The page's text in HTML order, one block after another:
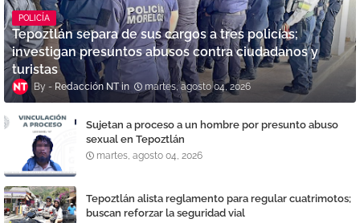
POLICÍA
Tepoztlán separa de sus cargos a tres policías;
investigan presuntos abusos contra ciudadanos y
turistas
Redacción NT martes, agosto 04, 2026
Sujetan a proceso a un hombre por presunto abuso
sexual en Tepoztlán
martes, agosto 04, 2026
Tepoztlán alista reglamento para regular cuatrimotos;
buscan reforzar la seguridad vial